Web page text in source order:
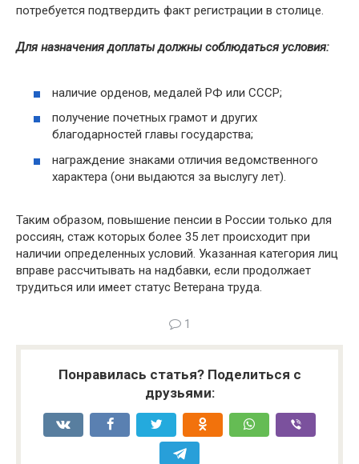
потребуется подтвердить факт регистрации в столице.
Для назначения доплаты должны соблюдаться условия:
наличие орденов, медалей РФ или СССР;
получение почетных грамот и других
благодарностей главы государства;
награждение знаками отличия ведомственного
характера (они выдаются за выслугу лет).
Таким образом, повышение пенсии в России только для
россиян, стаж которых более 35 лет происходит при
наличии определенных условий. Указанная категория лиц
вправе рассчитывать на надбавки, если продолжает
трудиться или имеет статус Ветерана труда.
1
Понравилась статья? Поделиться с
друзьями: